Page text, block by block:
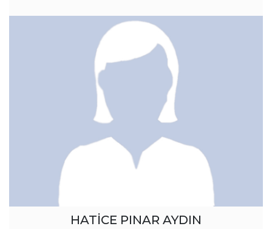
HATİCE PINAR AYDIN